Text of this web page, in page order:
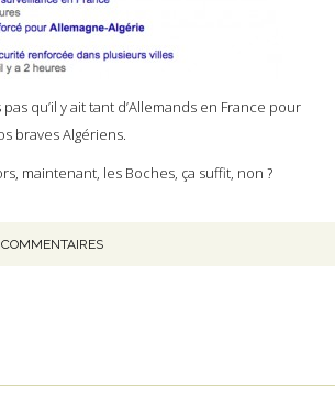
qu’il y ait tant d’Allemands en France pour
braves Algériens.
maintenant, les Boches, ça suffit, non ?
COMMENTAIRES